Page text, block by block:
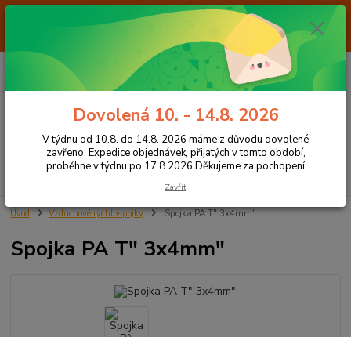
Od 7.8. do 14.8. 2026 máme z důvodu dovolené ZAVŘENO. Expedice
objednávek, přijatých v tomto období, proběhne v týdnu po 17.8.2026
Děkujeme za pochopení
CZK
Hledat
+420 605 283 713
za0,00 Kč
Úvod Vzduchové rychlospojky Spojka PA T" 3x4mm"
Spojka PA T" 3x4mm"
Dovolená 10. - 14.8. 2026
V týdnu od 10.8. do 14.8. 2026 máme z důvodu dovolené
zavřeno. Expedice objednávek, přijatých v tomto období,
proběhne v týdnu po 17.8.2026 Děkujeme za pochopení
Zavřít